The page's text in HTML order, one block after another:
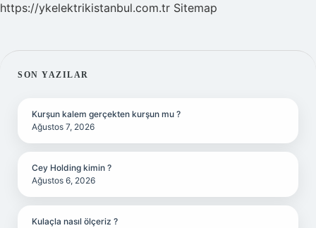
https://ykelektrikistanbul.com.tr Sitemap
SIDEBAR
SON YAZILAR
Kurşun kalem gerçekten kurşun mu ?
Ağustos 7, 2026
Cey Holding kimin ?
Ağustos 6, 2026
Kulaçla nasıl ölçeriz ?